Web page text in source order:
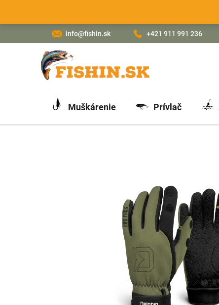
obsah
info@fishin.sk +421 911 991 236
Muškárenie Prívlač